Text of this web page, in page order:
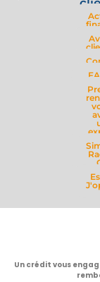
Un crédit vous